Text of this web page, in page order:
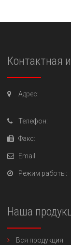
Контактная
Адрес:
Телефон:
Факс:
Email:
Режим работы:
Наша
Вся продукция